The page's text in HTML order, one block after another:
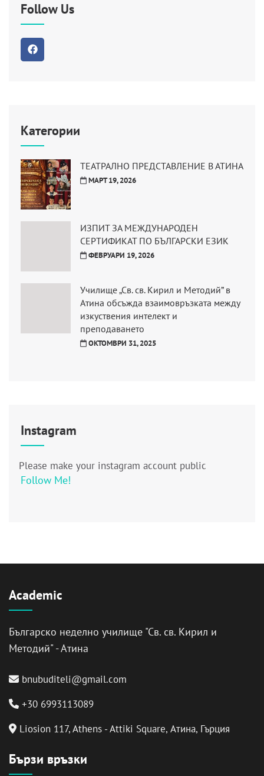
Follow Us
Категории
ТЕАТРАЛНО ПРЕДСТАВЛЕНИЕ В АТИНА
МАРТ 19, 2026
ИЗПИТ ЗА МЕЖДУНАРОДЕН
СЕРТИФИКАТ ПО БЪЛГАРСКИ ЕЗИК
ФЕВРУАРИ 19, 2026
Училище „Св. св. Кирил и Методий” в
Атина обсъжда взаимовръзката между
изкуствения интелект и
преподаването
ОКТОМВРИ 31, 2025
Instagram
Please make your instagram account public
Follow Me!
Academic
Българско неделно училище "Св. св. Кирил и
Методий" - Атина
bnubuditeli@gmail.com
+30 6993113089
Liosion 117, Athens - Attiki Square, Атина, Гърция
Бързи връзки